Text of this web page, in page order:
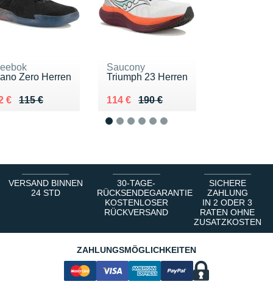
Zero Herren
115 €
lieu de 115 €
€ 82 €
Saucony
Triumph 23 Herren
190 €
Au lieu de 190 €
114 €
Vendu 114 €
VERSAND BINNEN
24 STD
30-TAGE-
RÜCKSENDEGARANTIE
KOSTENLOSER
RÜCKVERSAND
SICHERE
ZAHLUNG
IN 2 ODER 3
RATEN OHNE
ZUSATZKOSTEN
ZAHLUNGSMÖGLICHKEITEN